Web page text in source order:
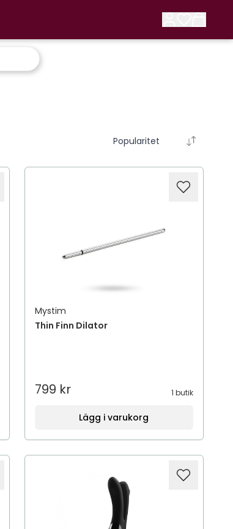
Popularitet
Mystim
Thin Finn Dilator
799 kr 1 butik
Lägg i varukorg